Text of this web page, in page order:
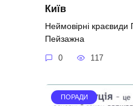
Київ
Неймовірні краєвиди
Пейзажна
0 117
ПОРАДИ